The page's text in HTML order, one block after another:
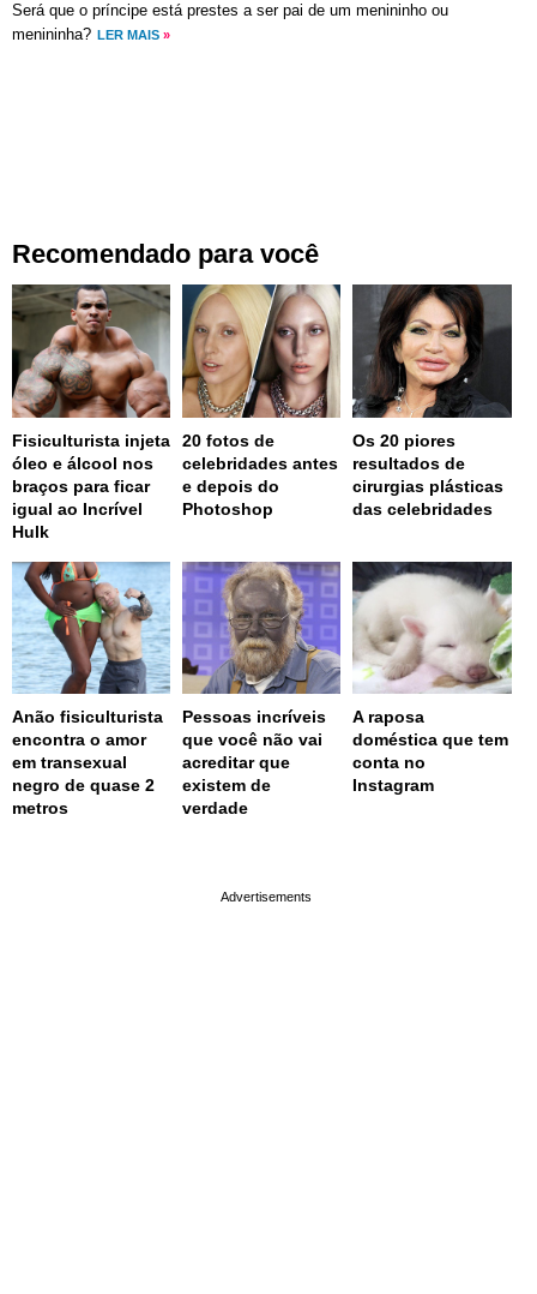
Será que o príncipe está prestes a ser pai de um menininho ou
menininha? LER MAIS »
Recomendado para você
Fisiculturista injeta
óleo e álcool nos
braços para ficar
igual ao Incrível
Hulk
20 fotos de
celebridades antes
e depois do
Photoshop
Os 20 piores
resultados de
cirurgias plásticas
das celebridades
Anão fisiculturista
encontra o amor
em transexual
negro de quase 2
metros
Pessoas incríveis
que você não vai
acreditar que
existem de
verdade
A raposa
doméstica que tem
conta no
Instagram